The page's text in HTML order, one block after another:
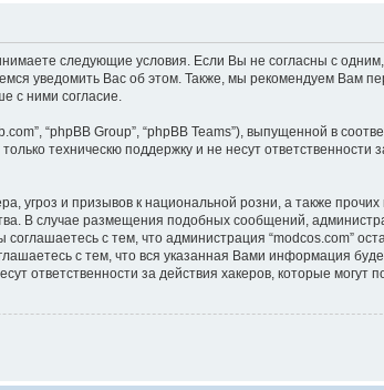
следующие условия. Если Вы не согласны с
уведомить Вас об этом. Также, мы рекомендуем Вам
с ними согласие.
“phpBB Group”, “phpBB Teams”), выпущенной в
только техническю поддержку и не несут
угроз и призывов к национальной розни, а также
В случае размещения подобных сообщений,
с тем, что администрация “modcos.com”
с тем, что вся указанная Вами информация
ответственности за действия хакеров, которые могут